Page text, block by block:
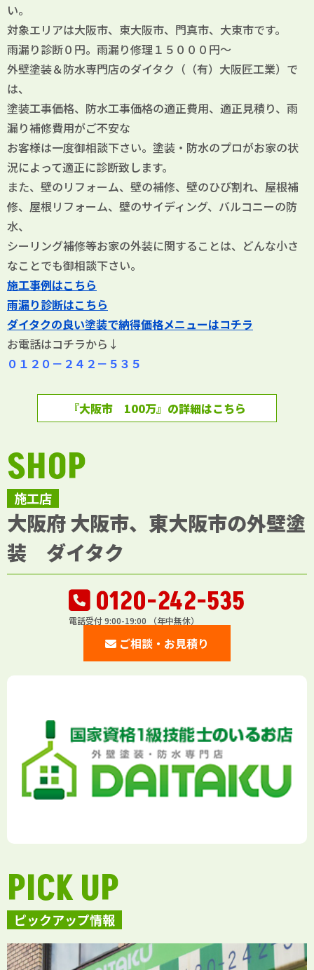
い。
対象エリアは大阪市、東大阪市、門真市、大東市です。
雨漏り診断０円。雨漏り修理１５０００円～
外壁塗装＆防水専門店のダイタク（（有）大阪匠工業）で
は、
塗装工事価格、防水工事価格の適正費用、適正見積り、雨
漏り補修費用がご不安な
お客様は一度御相談下さい。塗装・防水のプロがお家の状
況によって適正に診断致します。
また、壁のリフォーム、壁の補修、壁のひび割れ、屋根補
修、屋根リフォーム、壁のサイディング、バルコニーの防
水、
シーリング補修等お家の外装に関することは、どんな小さ
なことでも御相談下さい。
施工事例はこちら
雨漏り診断はこちら
ダイタクの良い塗装で納得価格メニューはコチラ
お電話はコチラから↓
０１２０－２４２－５３５
『大阪市 100万』の詳細はこちら
施工店
SHOP
大阪府 大阪市、東大阪市の外壁塗
装 ダイタク
0120-242-535
電話受付 9:00-19:00 （年中無休）
ご相談・お見積り
ピックアップ情報
PICK UP